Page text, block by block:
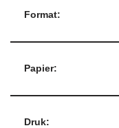
Format:
Papier:
Druk: